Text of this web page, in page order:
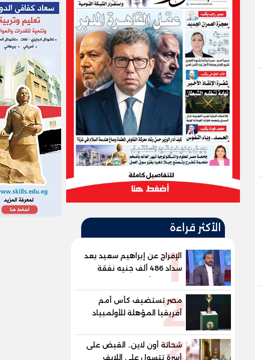
الأكثر قراءة
1
الإفراج عن إبراهيم سعيد بعد
سداد 486 ألف جنيه نفقة
لطليقته أنهى إبراهيم سعيد،
السابق، إجراءات خروجه من
قسم شرطة مدينة نصر، عقب
قيمة المتجمد من نفقة
مصروفا
2
مصر تستضيف كأس أمم
أفريقيا المؤهلة للأولمبياد
شحاتة أون لاين.. القبض على
أسرة تتسول على اللايف